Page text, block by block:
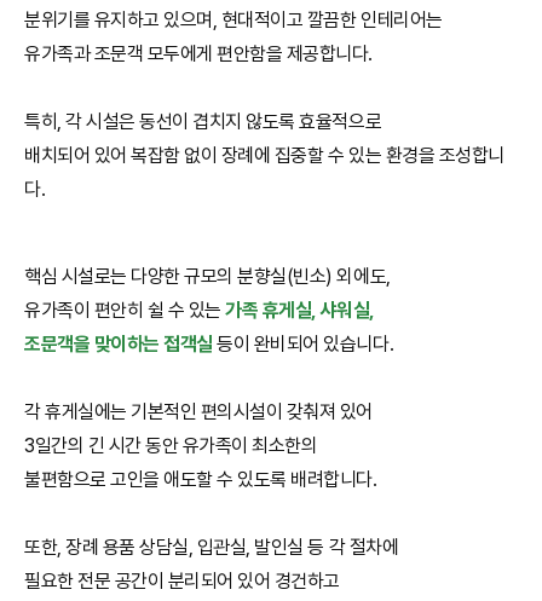
분위기를 유지하고 있으며, 현대적이고 깔끔한 인테리어는
유가족과 조문객 모두에게 편안함을 제공합니다.
특히, 각 시설은 동선이 겹치지 않도록 효율적으로
배치되어 있어 복잡함 없이 장례에 집중할 수 있는 환경을 조성합니
다.
핵심 시설로는 다양한 규모의 분향실(빈소) 외에도,
유가족이 편안히 쉴 수 있는가족 휴게실, 샤워실,
조문객을 맞이하는 접객실 등이 완비되어 있습니다.
각 휴게실에는 기본적인 편의시설이 갖춰져 있어
3일간의 긴 시간 동안 유가족이 최소한의
불편함으로 고인을 애도할 수 있도록 배려합니다.
또한, 장례 용품 상담실, 입관실, 발인실 등 각 절차에
필요한 전문 공간이 분리되어 있어 경건하고